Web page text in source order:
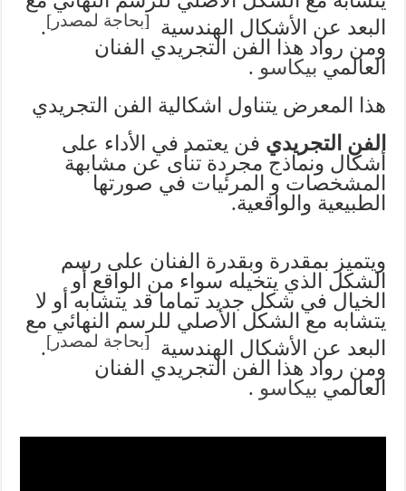
البعد عن الأشكال الهندسية
[بحاجة لمصدر]
.
ومن رواد هذا الفن التجريدي الفنان
العالمي بيكاسو .
هذا المعرض يتناول اشكالية الفن التجريدي
الفن التجريدي فن يعتمد في الأداء على
أشكال ونماذج مجردة تنأى عن مشابهة
المشخصات و المرئيات في صورتها
الطبيعية والواقعية.
ويتميز بمقدرة وبقدرة الفنان على رسم
الشكل الذي يتخيله سواء من الواقع أو
الخيال في شكل جديد تماما قد يتشابه أو لا
يتشابه مع الشكل الأصلي للرسم النهائي مع
البعد عن الأشكال الهندسية
[بحاجة لمصدر]
.
ومن رواد هذا الفن التجريدي الفنان
العالمي بيكاسو .